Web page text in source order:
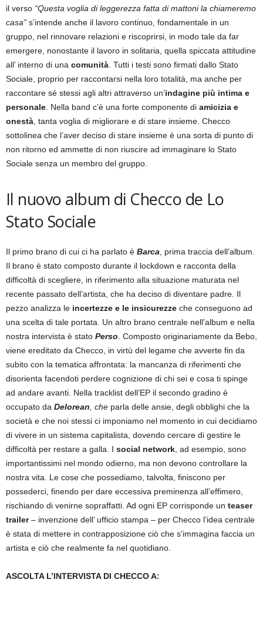
il verso “Questa voglia di leggerezza fatta di mattoni la chiameremo
casa” s’intende anche il lavoro continuo, fondamentale in un
gruppo, nel rinnovare relazioni e riscoprirsi, in modo tale da far
emergere, nonostante il lavoro in solitaria, quella spiccata attitudine
all’ interno di una comunità. Tutti i testi sono firmati dallo Stato
Sociale, proprio per raccontarsi nella loro totalità, ma anche per
raccontare sé stessi agli altri attraverso un’indagine più intima e
personale. Nella band c’è una forte componente di amicizia e
onestà, tanta voglia di migliorare e di stare insieme. Checco
sottolinea che l’aver deciso di stare insieme è una sorta di punto di
non ritorno ed ammette di non riuscire ad immaginare lo Stato
Sociale senza un membro del gruppo.
Il nuovo album di Checco de Lo
Stato Sociale
Il primo brano di cui ci ha parlato è Barca, prima traccia dell’album.
Il brano è stato composto durante il lockdown e racconta della
difficoltà di scegliere, in riferimento alla situazione maturata nel
recente passato dell’artista, che ha deciso di diventare padre. Il
pezzo analizza le incertezze e le insicurezze che conseguono ad
una scelta di tale portata. Un altro brano centrale nell’album e nella
nostra intervista è stato Perso. Composto originariamente da Bebo,
viene ereditato da Checco, in virtù del legame che avverte fin da
subito con la tematica affrontata: la mancanza di riferimenti che
disorienta facendoti perdere cognizione di chi sei e cosa ti spinge
ad andare avanti. Nella tracklist dell’EP il secondo gradino è
occupato da Delorean, che parla delle ansie, degli obblighi che la
società e che noi stessi ci imponiamo nel momento in cui decidiamo
di vivere in un sistema capitalista, dovendo cercare di gestire le
difficoltà per restare a galla. I social network, ad esempio, sono
importantissimi nel mondo odierno, ma non devono controllare la
nostra vita. Le cose che possediamo, talvolta, finiscono per
possederci, finendo per dare eccessiva preminenza all’effimero,
rischiando di venirne sopraffatti. Ad ogni EP corrisponde un teaser
trailer– invenzione dell’ ufficio stampa – per Checco l’idea centrale
è stata di mettere in contrapposizione ciò che s’immagina faccia un
artista e ciò che realmente fa nel quotidiano.
ASCOLTA L’INTERVISTA DI CHECCO A: